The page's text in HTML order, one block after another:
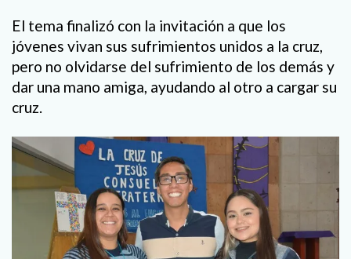
El tema finalizó con la invitación a que los
jóvenes vivan sus sufrimientos unidos a la cruz,
pero no olvidarse del sufrimiento de los demás y
dar una mano amiga, ayudando al otro a cargar su
cruz.